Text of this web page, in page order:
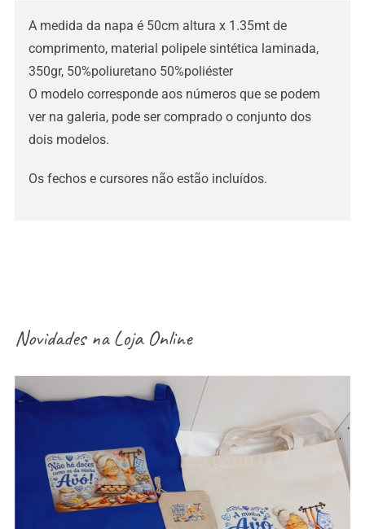
A medida da napa é 50cm altura x 1.35mt de
comprimento, material polipele sintética laminada,
350gr, 50%poliuretano 50%poliéster
O modelo corresponde aos números que se podem
ver na galeria, pode ser comprado o conjunto dos
dois modelos.
Os fechos e cursores não estão incluídos.
Novidades naLoja Online